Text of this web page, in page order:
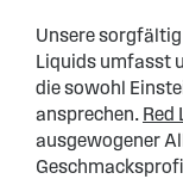
Unsere
Liquids umfasst
die sowohl
ansprechen. Red
ausgewogener